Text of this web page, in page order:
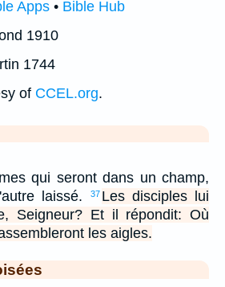
Apps • Bible Hub
1910
1744
of CCEL.org.
qui seront dans un champ,
laissé.
37 Les disciples lui
Seigneur? Et il répondit: Où
les aigles.